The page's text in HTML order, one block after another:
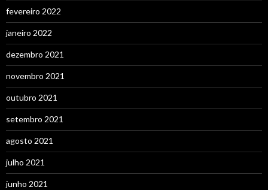
fevereiro 2022
janeiro 2022
dezembro 2021
novembro 2021
outubro 2021
setembro 2021
agosto 2021
julho 2021
junho 2021